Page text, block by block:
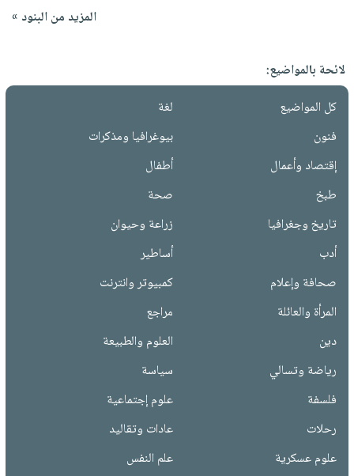
المزيد من البنود »
لائحة بالمواضيع:
كل المواضيع
لغة
فنون
بيوغرافيا ومذكرات
إقتصاد وأعمال
أطفال
طبخ
صحة
تاريخ وجغرافيا
زراعة وحيوان
أدب
أساطير
صحافة وإعلام
كمبيوتر وانترنت
المرأة والعائلة
مراجع
دين
العلوم والطبيعة
رياضة وتسالي
سياسة
فلسفة
علوم إجتماعية
رحلات
عادات وتقاليد
علوم عسكرية
علم النفس